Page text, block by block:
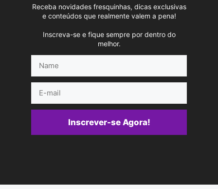
Receba novidades fresquinhas, dicas exclusivas
e conteúdos que realmente valem a pena!
Inscreva-se e fique sempre por dentro do
melhor.
mail
Inscrever-se Agora!